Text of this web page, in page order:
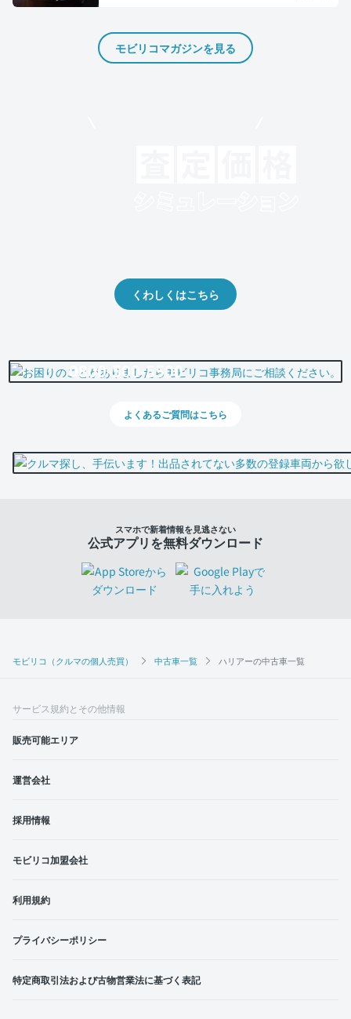
モビリコ（クルマの個人売買） 中古車一覧 ハリアーの中古車一覧
モビリコマガジンを見る
くわしくはこちら
0800-500-5500
よくあるご質問はこちら
スマホで新着情報を見逃さない
公式アプリを無料ダウンロード
サービス規約とその他情報
販売可能エリア
運営会社
採用情報
モビリコ加盟会社
利用規約
プライバシーポリシー
特定商取引法および古物営業法に基づく表記